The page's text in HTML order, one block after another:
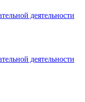
деятельности
деятельности